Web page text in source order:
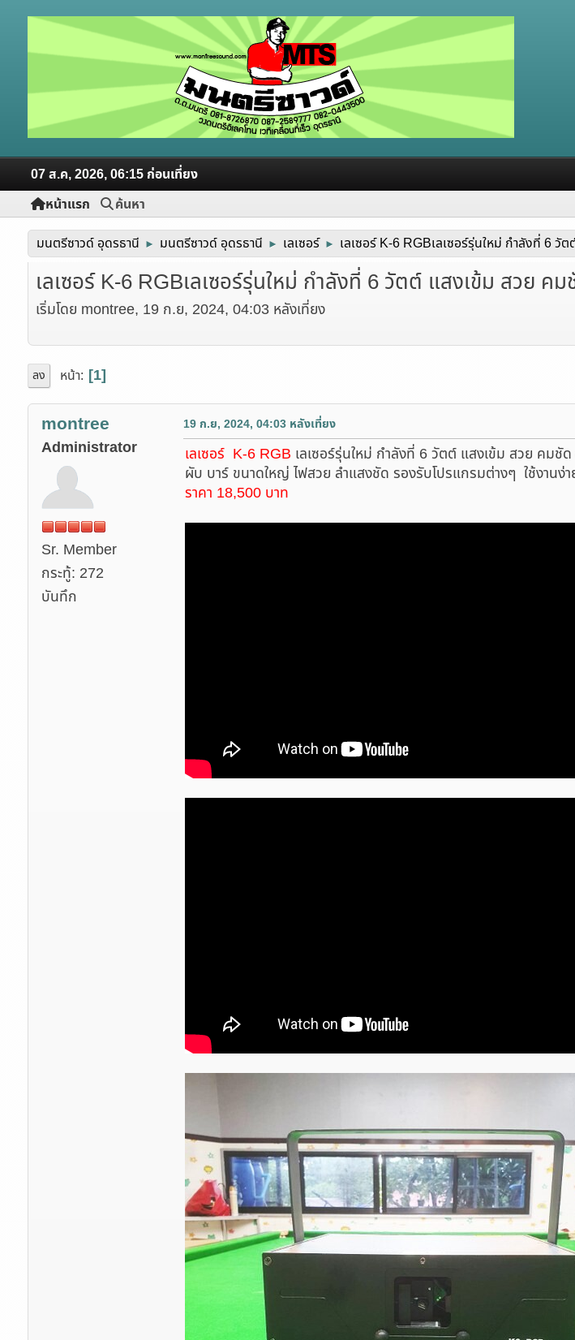
07 ส.ค, 2026, 06:15 ก่อนเที่ยง
หน้าแรก
ค้นหา
มนตรีซาวด์ อุดรธานี ► มนตรีซาวด์ อุดรธานี ► เลเซอร์ ► เลเซอร์ K-6 RGBเลเซอร์รุ่นใหม่ กำลังที่ 6
เลเซอร์ K-6 RGBเลเซอร์รุ่นใหม่ กำลังที่ 6 วัตต์ แสงเข้ม สวย ค
เริ่มโดย montree, 19 ก.ย, 2024, 04:03 หลังเที่ยง
ลง หน้า 1
montree
Administrator
Sr. Member
กระทู้: 272
บันทึก
19 ก.ย, 2024, 04:03 หลังเที่ยง
เลเซอร์ K-6 RGB เลเซอร์รุ่นใหม่ กำลังที่ 6 วัตต์ แสงเข้ม สวย คมชั
ผับ บาร์ ขนาดใหญ่ ไฟสวย ลำแสงชัด รองรับโปรแกรมต่างๆ ใช้งานง่า
ราคา 18,500 บาท